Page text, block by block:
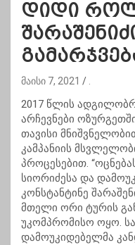
დიდი
მაისი 7, 2021
2017 წლის
არჩევნები
თავისი
კამპანიის
პროცესებით.
სიორიძესა და
კონსტანტინე
მთელი ორი ტურის
უკომპრომისო ოყო.
დამოუკიდებელმა